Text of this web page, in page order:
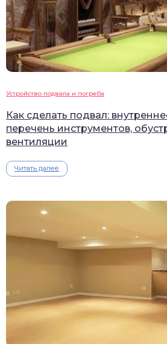
Устройство подвала и погреба
Как сделать подвал:
перечень инструментов,
вентиляции
Читать далее